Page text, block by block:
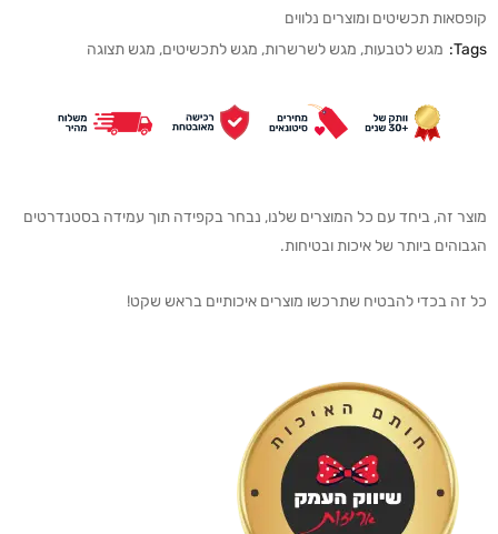
קופסאות תכשיטים ומוצרים נלווים
Tags: מגש לטבעות, מגש לשרשרות, מגש לתכשיטים, מגש תצוגה
מוצר זה, ביחד עם כל המוצרים שלנו, נבחר בקפידה תוך עמידה בסטנדרטים
הגבוהים ביותר של איכות ובטיחות.
כל זה בכדי להבטיח שתרכשו מוצרים איכותיים בראש שקט!